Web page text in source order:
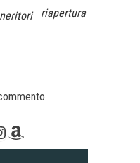
riapertura
Amazon